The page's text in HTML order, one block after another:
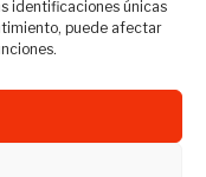
identificaciones únicas
puede afectar
- 2026